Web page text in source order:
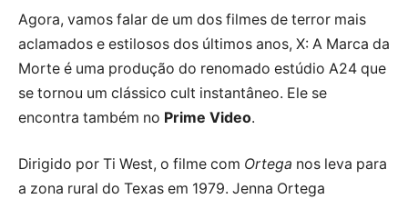
Agora, vamos falar de um dos filmes de terror mais
aclamados e estilosos dos últimos anos, X: A Marca da
Morte é uma produção do renomado estúdio A24 que
se tornou um clássico cult instantâneo. Ele se
encontra também no Prime Video.
Dirigido por Ti West, o filme com Ortega nos leva para
a zona rural do Texas em 1979. Jenna Ortega